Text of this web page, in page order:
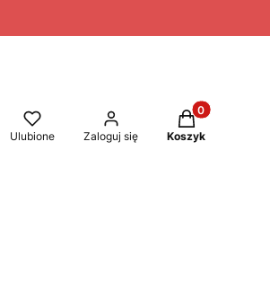
Ulubione Zaloguj się
Produkty w
Koszyk